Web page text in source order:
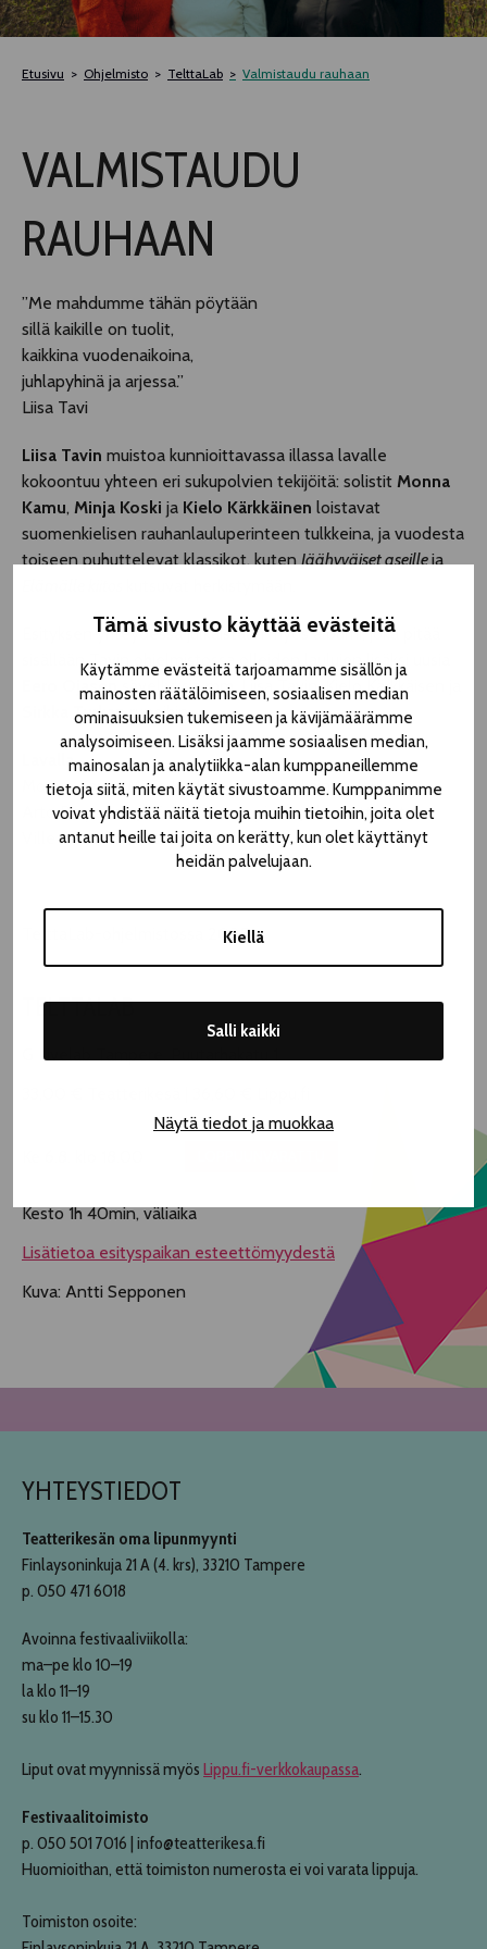
Tämä sivusto käyttää evästeitä
Käytämme evästeitä tarjoamamme sisällön ja
mainosten räätälöimiseen, sosiaalisen median
ominaisuuksien tukemiseen ja kävijämäärämme
analysoimiseen. Lisäksi jaamme sosiaalisen median,
mainosalan ja analytiikka-alan kumppaneillemme
tietoja siitä, miten käytät sivustoamme. Kumppanimme
voivat yhdistää näitä tietoja muihin tietoihin, joita olet
antanut heille tai joita on kerätty, kun olet käyttänyt
heidän palvelujaan.
Kiellä
Salli kaikki
Näytä tiedot ja muokkaa
TELTTALAB
TAPAHTUMIEN YÖ
MUU OHJELMISTO
Etusivu Ohjelmisto TelttaLab Valmistaudu rauhaan
VALMISTAUDU
RAUHAAN
”Me mahdumme tähän pöytään
sillä kaikille on tuolit,
kaikkina vuodenaikoina,
juhlapyhinä ja arjessa.”
Liisa Tavi
Liisa Tavin muistoa kunnioittavassa illassa lavalle
kokoontuu yhteen eri sukupolvien tekijöitä: solistit Monna
Kamu, Minja Koski ja Kielo Kärkkäinen loistavat
suomenkielisen rauhanlauluperinteen tulkkeina, ja vuodesta
toiseen puhuttelevat klassikot, kutenJäähyväiset aseilleja
Esityksen yhteydessä julkaistaan myös albumi, joka pitää
sisällään Tavin ohjelmistossa olleiden laulujen lisäksi uusia
Eero Ojasensävellyksiä mm. Liisa Tavin, Kielo Kärkkäisen ja
Sirkka Turkanrunoihin.
Lavalla
Monna Kamu, Minja Koski ja Kielo Kärkkäinen, laulu
Arto Piispanen ja Eero Ojanen, piano ja koskettimet
Ville Rauhala, kontrabasso
TelttaLab-ohjelmistossa 2025
TELTTALAB
G Livelab Tampere, Puutarhakatu 1
Kesto 1h 40min, väliaika
Lisätietoa esityspaikan esteettömyydestä
Kuva: Antti Sepponen
YHTEYSTIEDOT
Teatterikesän oma lipunmyynti
Finlaysoninkuja 21 A (4. krs), 33210 Tampere
p. 050 471 6018
Avoinna festivaaliviikolla:
ma–pe klo 10–19
la klo 11–19
su klo 11–15.30
Liput ovat myynnissä myös Lippu.fi-verkkokaupassa.
Festivaalitoimisto
p. 050 501 7016 | info@teatterikesa.fi
Huomioithan, että toimiston numerosta ei voi varata lippuja.
Toimiston osoite: